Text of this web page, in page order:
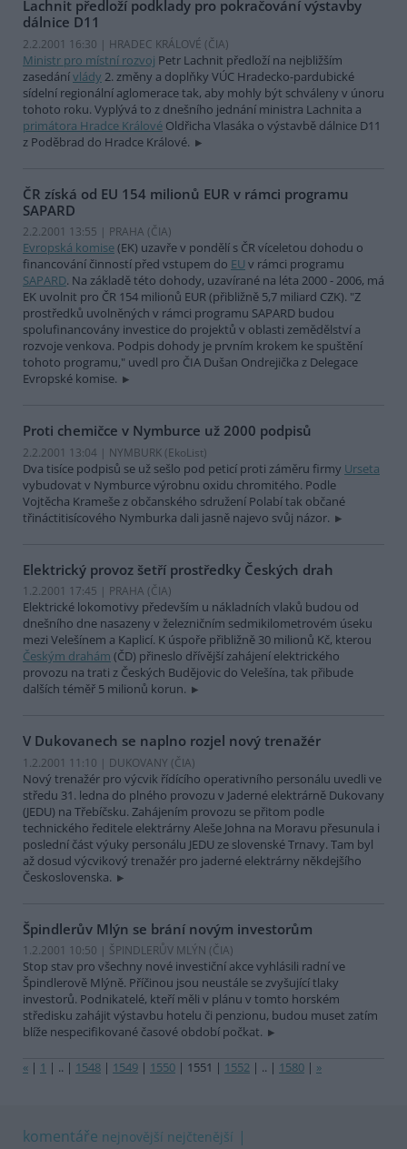
Lachnit předloží podklady pro pokračování výstavby
dálnice D11
2.2.2001 16:30 | HRADEC KRÁLOVÉ (ČIA)
Ministr pro místní rozvoj Petr Lachnit předloží na nejbližším
zasedánívlády 2. změny a doplňky VÚC Hradecko-pardubické
sídelní regionální aglomerace tak, aby mohly být schváleny v únoru
tohoto roku. Vyplývá to z dnešního jednání ministra Lachnita a
primátora Hradce Králové Oldřicha Vlasáka o výstavbě dálnice D11
z Poděbrad do Hradce Králové.
ČR získá od EU 154 milionů EUR v rámci programu
SAPARD
2.2.2001 13:55 | PRAHA (ČIA)
Evropská komise(EK) uzavře v pondělí s ČR víceletou dohodu o
financování činností před vstupem do EU v rámci programu
SAPARD. Na základě této dohody, uzavírané na léta 2000 - 2006, má
EK uvolnit pro ČR 154 milionů EUR (přibližně 5,7 miliard CZK). "Z
prostředků uvolněných v rámci programu SAPARD budou
spolufinancovány investice do projektů v oblasti zemědělství a
rozvoje venkova. Podpis dohody je prvním krokem ke spuštění
tohoto programu," uvedl pro ČIA Dušan Ondrejička z Delegace
Evropské komise.
Proti chemičce v Nymburce už 2000 podpisů
2.2.2001 13:04 | NYMBURK (EkoList)
Dva tisíce podpisů se už sešlo pod peticí proti záměru firmy Urseta
vybudovat v Nymburce výrobnu oxidu chromitého. Podle
Vojtěcha Krameše z občanského sdružení Polabí tak občané
třináctitisícového Nymburka dali jasně najevo svůj názor.
Elektrický provoz šetří prostředky Českých drah
1.2.2001 17:45 | PRAHA (ČIA)
Elektrické lokomotivy především u nákladních vlaků budou od
dnešního dne nasazeny v železničním sedmikilometrovém úseku
mezi Velešínem a Kaplicí. K úspoře přibližně 30 milionů Kč, kterou
Českým drahám (ČD) přineslo dřívější zahájení elektrického
provozu na trati z Českých Budějovic do Velešína, tak přibude
dalších téměř 5 milionů korun.
V Dukovanech se naplno rozjel nový trenažér
1.2.2001 11:10 | DUKOVANY (ČIA)
Nový trenažér pro výcvik řídícího operativního personálu uvedli ve
středu 31. ledna do plného provozu v Jaderné elektrárně Dukovany
(JEDU) na Třebíčsku. Zahájením provozu se přitom podle
technického ředitele elektrárny Aleše Johna na Moravu přesunula i
poslední část výuky personálu JEDU ze slovenské Trnavy. Tam byl
až dosud výcvikový trenažér pro jaderné elektrárny někdejšího
Československa.
Špindlerův Mlýn se brání novým investorům
1.2.2001 10:50 | ŠPINDLERŮV MLÝN (ČIA)
Stop stav pro všechny nové investiční akce vyhlásili radní ve
Špindlerově Mlýně. Příčinou jsou neustále se zvyšující tlaky
investorů. Podnikatelé, kteří měli v plánu v tomto horském
středisku zahájit výstavbu hotelu či penzionu, budou muset zatím
blíže nespecifikované časové období počkat.
« | 1 | .. | 1548 | 1549 | 1550 | 1551 | 1552 | .. | 1580 | »
komentáře nejnovější nejčtenější